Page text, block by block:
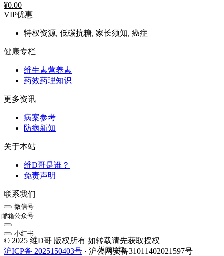
¥0.00
VIP优惠
特权资源, 低碳抗糖, 家长须知, 癌症
健康专栏
维生素营养素
药效药理知识
更多资讯
病案参考
防病新知
关于本站
维D哥是谁？
免责声明
联系我们
微信号
公众号
邮箱
小红书
© 2025 维D哥 版权所有 如转载请先获取授权
沪ICP备 2025150403号 · 沪公网安备31011402021597号
返回顶部